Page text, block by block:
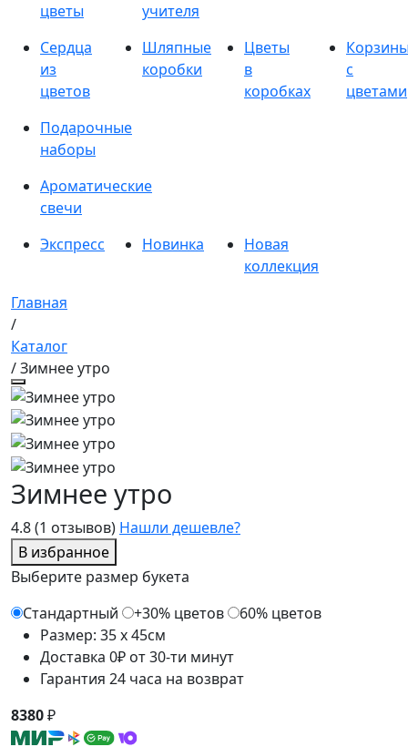
цветы
учителя
Сердца
из
цветов
Шляпные
коробки
Цветы
в
коробках
с
цветами
Подарочные
наборы
Ароматические
свечи
Экспресс
Новинка
Новая
коллекция
Главная
/
Каталог
/ Зимнее утро
4.8(1 отзывов) Нашли дешевле?
В избранное
Зимнее утро
Выберите размер букета
Стандартный
+30% цветов
60% цветов
Размер: 35 x 45см
Доставка 0₽ от 30-ти минут
Гарантия 24 часа на возврат
8380₽